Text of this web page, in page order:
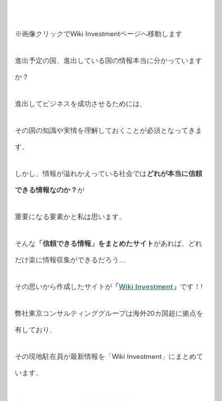
※画像クリックでWiki Investmentページへ移動します
進出予定の国、進出している国の情報本当に分かっています
か？
進出してビジネスを成功させるためには、
その国の知識や実情を理解しておくことが必須となってきま
す。
しかし、情報が溢れかえっている社会ではどれが本当に信頼
できる情報なのか？が
重要になる要素かと私は思います。
そんな 「信頼できる情報」をまとめたサイトがあれば、どれ
だけ楽に情報収集ができるだろう…
その思いから作成したサイトが 「Wiki Investment 」 です！!
弊社東京コンサルティンググループは海外20カ国超に拠点を
有しており、
その現地駐在員が最新情報を「Wiki Investment」にまとめて
います。